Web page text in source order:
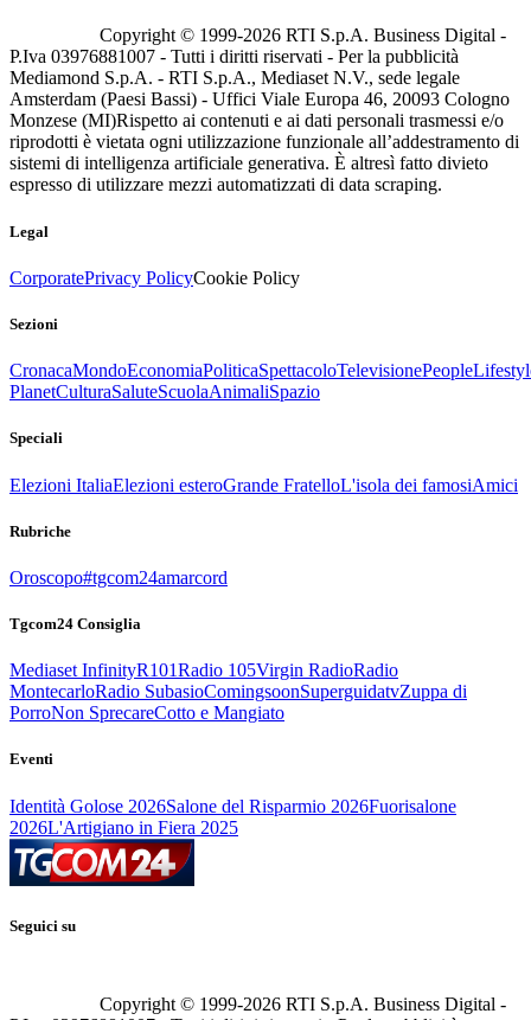
Copyright © 1999-2026 RTI S.p.A. Business Digital -
P.Iva 03976881007 - Tutti i diritti riservati - Per la pubblicità
Mediamond S.p.A. - RTI S.p.A., Mediaset N.V., sede legale
Amsterdam (Paesi Bassi) - Uffici Viale Europa 46, 20093 Cologno
Monzese (MI)Rispetto ai contenuti e ai dati personali trasmessi e/o
riprodotti è vietata ogni utilizzazione funzionale all’addestramento di
sistemi di intelligenza artificiale generativa. È altresì fatto divieto
espresso di utilizzare mezzi automatizzati di data scraping.
Legal
CorporatePrivacy PolicyCookie Policy
Sezioni
CronacaMondoEconomiaPoliticaSpettacoloTelevisionePeople
PlanetCulturaSaluteScuolaAnimaliSpazio
Speciali
Elezioni ItaliaElezioni esteroGrande FratelloL'isola dei famosiAmici
Rubriche
Oroscopo#tgcom24amarcord
Tgcom24 Consiglia
Mediaset InfinityR101Radio 105Virgin RadioRadio
MontecarloRadio SubasioComingsoonSuperguidatvZuppa di
PorroNon SprecareCotto e Mangiato
Eventi
Identità Golose 2026Salone del Risparmio 2026Fuorisalone
2026L'Artigiano in Fiera 2025
Seguici su
Copyright © 1999-2026 RTI S.p.A. Business Digital -